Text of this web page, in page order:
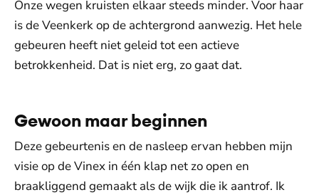
Onze wegen kruisten elkaar steeds minder. Voor haar
is de Veenkerk op de achtergrond aanwezig. Het hele
gebeuren heeft niet geleid tot een actieve
betrokkenheid. Dat is niet erg, zo gaat dat.
Gewoon maar beginnen
Deze gebeurtenis en de nasleep ervan hebben mijn
visie op de Vinex in één klap net zo open en
braakliggend gemaakt als de wijk die ik aantrof. Ik